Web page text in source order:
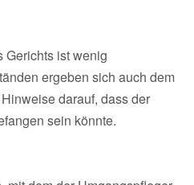
Gerichts ist wenig
ergeben sich auch dem
darauf, dass der
sein könnte.